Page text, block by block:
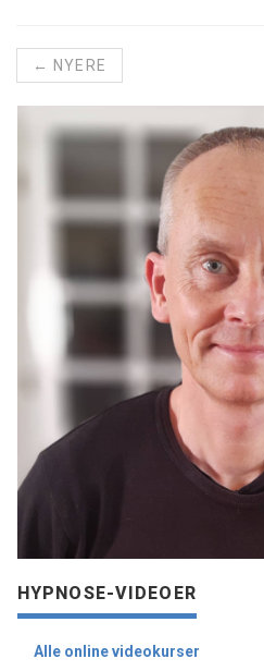
← NYERE
HYPNOSE-VIDEOER
Alle online videokurser